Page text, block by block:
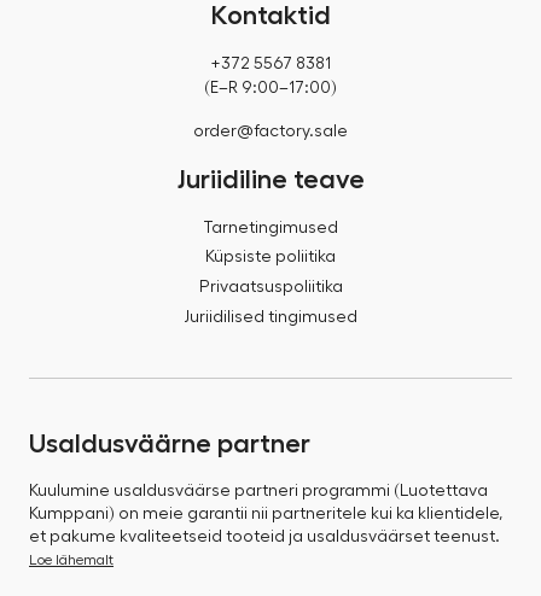
Kontaktid
+372 5567 8381
(E–R 9:00–17:00)
order@factory.sale
Juriidiline teave
Tarnetingimused
Küpsiste poliitika
Privaatsuspoliitika
Juriidilised tingimused
Usaldusväärne partner
Kuulumine usaldusväärse partneri programmi (Luotettava
Kumppani) on meie garantii nii partneritele kui ka klientidele,
et pakume kvaliteetseid tooteid ja usaldusväärset teenust.
Loe lähemalt